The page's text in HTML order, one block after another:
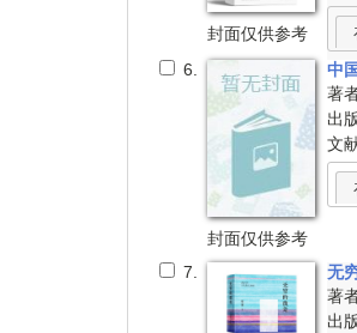
封面仅供参考
6.
封面仅供参考
中
著
出
文
7.
无
著
出